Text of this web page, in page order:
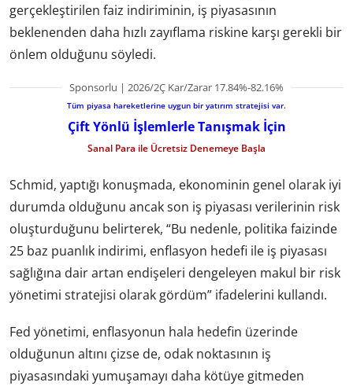
gerçekleştirilen faiz indiriminin, iş piyasasının
beklenenden daha hızlı zayıflama riskine karşı gerekli bir
önlem olduğunu söyledi.
Sponsorlu | 2026/2Ç Kar/Zarar 17.84%-82.16%
Tüm piyasa hareketlerine uygun bir yatırım stratejisi var.
Çift Yönlü İşlemlerle Tanışmak İçin
Sanal Para ile Ücretsiz Denemeye Başla
Schmid, yaptığı konuşmada, ekonominin genel olarak iyi
durumda olduğunu ancak son iş piyasası verilerinin risk
oluşturduğunu belirterek, “Bu nedenle, politika faizinde
25 baz puanlık indirimi, enflasyon hedefi ile iş piyasası
sağlığına dair artan endişeleri dengeleyen makul bir risk
yönetimi stratejisi olarak gördüm” ifadelerini kullandı.
Fed yönetimi, enflasyonun hala hedefin üzerinde
olduğunun altını çizse de, odak noktasının iş
piyasasındaki yumuşamayı daha kötüye gitmeden